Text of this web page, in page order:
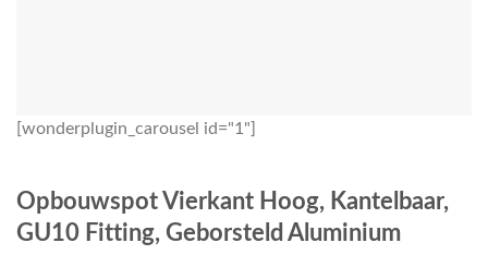
[wonderplugin_carousel id="1"]
Opbouwspot Vierkant Hoog, Kantelbaar,
GU10 Fitting, Geborsteld Aluminium